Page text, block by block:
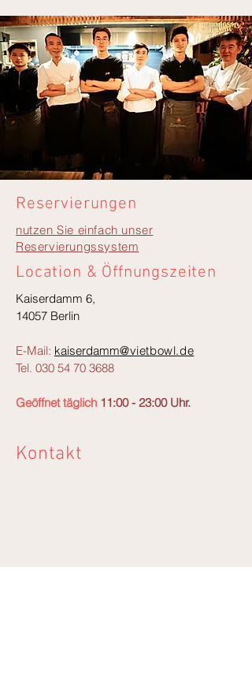
Reservierungen
nutzen Sie einfach unser
Reservierungssystem
Location & Öffnungszeiten
Kaiserdamm 6,
14057 Berlin
E-Mail: kaiserdamm@vietbowl.de
Tel. 030 54 70 3688
Geöffnet täglich 11:00 - 23:00 Uhr.
Kontakt